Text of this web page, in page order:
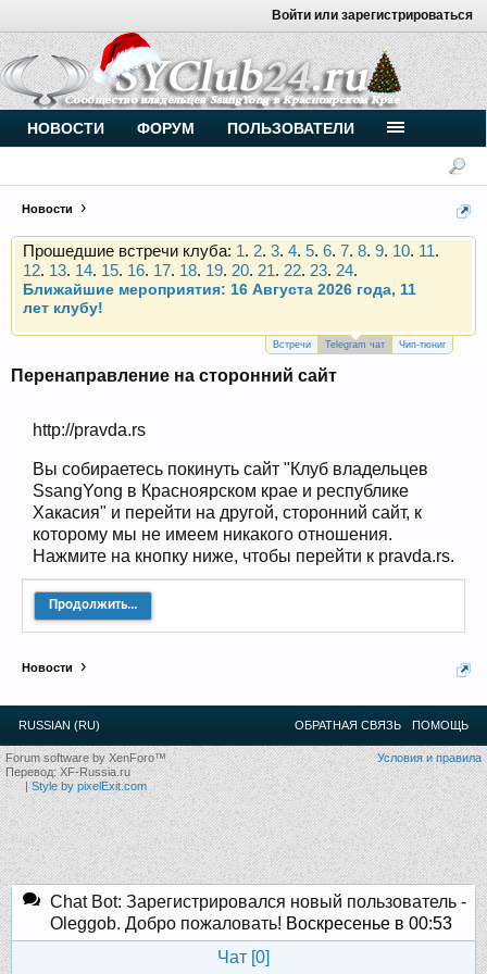
Войти или зарегистрироваться
Новости
Внимание, новые участники нашего клуба!
Основное общение происходит вTelegram-чате.
Присоединяйтесь.
Чип-тюнинг (прошивка) дизелей от
Vahmurka
12.13.14.15.16.17.18.19.20.21.22.23.24.
Ближайшие мероприятия: 16 Августа 2026 года, 11
лет клубу!
Внимание, новые участники нашего клуба!
Основное общение происходит вTelegram-чате.
Чип-тюнинг (прошивка) дизелей от
Прошедшие встречи клуба: 5. 8. 10
12.13.14 .15. 16.17.18.19.20. 21.22 .23.24.
Ближайшие мероприятия: 16 Августа 2026 года, 11
лет клубу!
Встречи Telegram чат Чип-тюниг
Перенаправление на сторонний сайт
http://pravda.rs
Вы собираетесь покинуть сайт "Клуб владельцев
SsangYong в Красноярском крае и республике
Хакасия" и перейти на другой, сторонний сайт, к
которому мы не имеем никакого отношения.
Нажмите на кнопку ниже, чтобы перейти к pravda.rs.
Продолжить...
Новости
НОВОСТИ ФОРУМ ПОЛЬЗОВАТЕЛИ
RUSSIAN (RU) ОБРАТНАЯ СВЯЗЬ ПОМОЩЬ
Условия и правила
Forum software by XenForo™
Перевод:XF-Russia.ru
|Style by pixelExit.com
Chat Bot: Зарегистрировался новый пользователь -
Oleggob. Добро пожаловать! Воскресенье в 00:53
Чат [0]